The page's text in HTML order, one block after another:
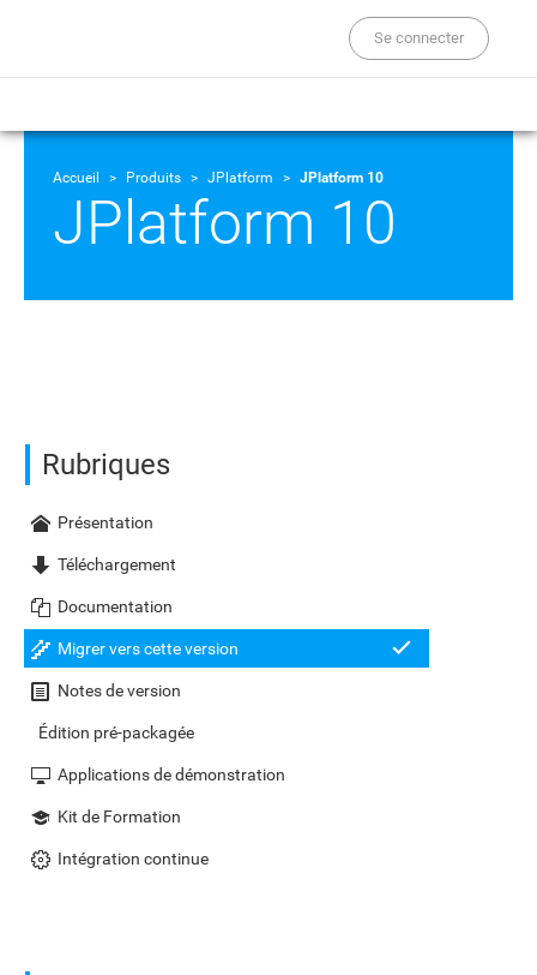
Se connecter
Accueil Produits JPlatform JPlatform 10
JPlatform 10
Rubriques
Présentation
Téléchargement
Documentation
Migrer vers cette version
Notes de version
Édition pré-packagée
Applications de démonstration
Kit de Formation
Intégration continue